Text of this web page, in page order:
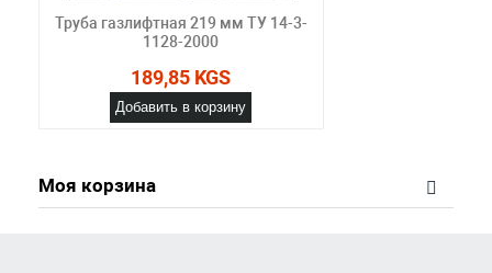
Труба газлифтная 219 мм ТУ 14-3-
1128-2000
189,85 KGS
Добавить в корзину
Моя корзина